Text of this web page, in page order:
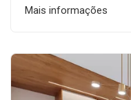
Mais informações